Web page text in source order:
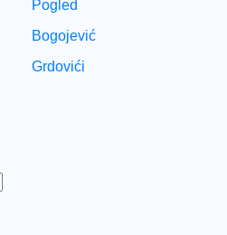
Pogled
Bogojević
Grdovići